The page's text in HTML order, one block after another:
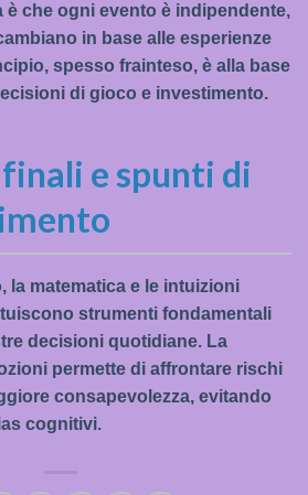
è che ogni evento è indipendente,
in base alle esperienze
spesso frainteso, è alla base
di gioco e investimento.
e spunti di
la matematica e le intuizioni
strumenti fondamentali
decisioni quotidiane. La
permette di affrontare rischi
consapevolezza, evitando
cognitivi.